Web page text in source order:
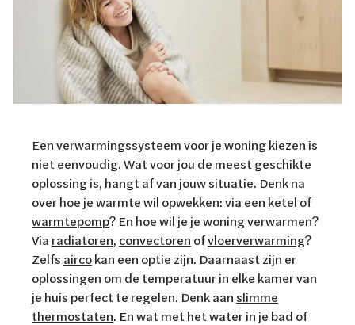
Een verwarmingssysteem voor je woning kiezen is
niet eenvoudig. Wat voor jou de meest geschikte
oplossing is, hangt af van jouw situatie. Denk na
over hoe je warmte wil opwekken: via een ketel of
warmtepomp? En hoe wil je je woning verwarmen?
Via radiatoren, convectoren ofvloerverwarming?
Zelfs aircokan een optie zijn. Daarnaast zijn er
oplossingen om de temperatuur in elke kamer van
je huis perfect te regelen. Denk aan slimme
thermostaten. En wat met het water in je bad of